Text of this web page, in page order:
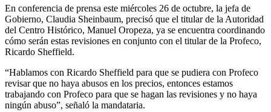
En conferencia de prensa este miércoles 26 de octubre, la jefa de
Gobierno, Claudia Sheinbaum, precisó que el titular de la Autoridad
del Centro Histórico, Manuel Oropeza, ya se encuentra coordinando
cómo serán estas revisiones en conjunto con el titular de la Profeco,
Ricardo Sheffield.
“Hablamos con Ricardo Sheffield para que se pudiera con Profeco
revisar que no haya abusos en los precios, entonces estamos
trabajando con Profeco para que se hagan las revisiones y no haya
ningún abuso”, señaló la mandataria.